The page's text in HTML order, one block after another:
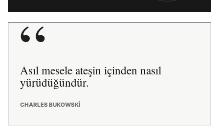
“
Asıl mesele ateşin içinden nasıl
yürüdüğündür.
CHARLES BUKOWSKI